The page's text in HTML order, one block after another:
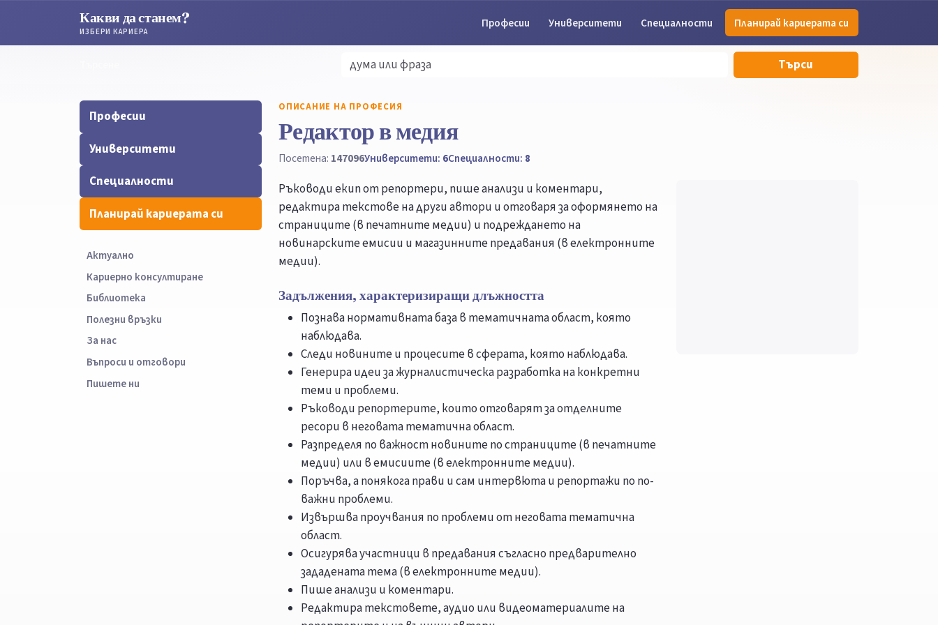
Какви да станем?
ИЗБЕРИ КАРИЕРА
Професии Университети Специалности Планирай кариерата си
Търси
Професии
Университети
Специалности
Планирай кариерата си
Актуално
Кариерно консултиране
Библиотека
Полезни връзки
За нас
Въпроси и отговори
Пишете ни
ОПИСАНИЕ НА ПРОФЕСИЯ
Редактор в медия
Посетена: 147096Университети: 6Специалности: 8
Ръководи екип от репортери, пише анализи и коментари,
редактира текстове на други автори и отговаря за оформянето на
страниците (в печатните медии) и подреждането на
новинарските емисии и магазинните предавания (в електронните
медии).
Задължения, характеризиращи длъжността
Познава нормативната база в тематичната област, която
наблюдава.
Следи новините и процесите в сферата, която наблюдава.
Генерира идеи за журналистическа разработка на конкретни
теми и проблеми.
Ръководи репортерите, които отговарят за отделните
ресори в неговата тематична област.
Разпределя по важност новините по страниците (в печатните
медии) или в емисиите (в електронните медии).
Поръчва, а понякога прави и сам интервюта и репортажи по по-
важни проблеми.
Извършва проучвания по проблеми от неговата тематична
област.
Осигурява участници в предавания съгласно предварително
зададената тема (в електронните медии).
Пише анализи и коментари.
Редактира текстовете, аудио или видеоматериалите на